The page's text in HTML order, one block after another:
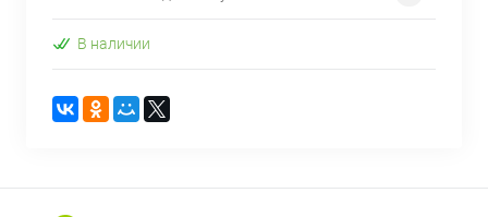
В наличии